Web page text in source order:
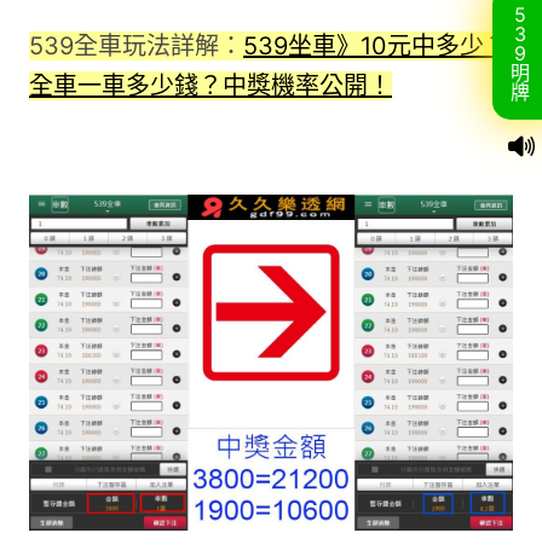
539全車玩法詳解： 539坐車》10元中多少？
全車一車多少錢？中獎機率公開！
5
3
9
明
牌